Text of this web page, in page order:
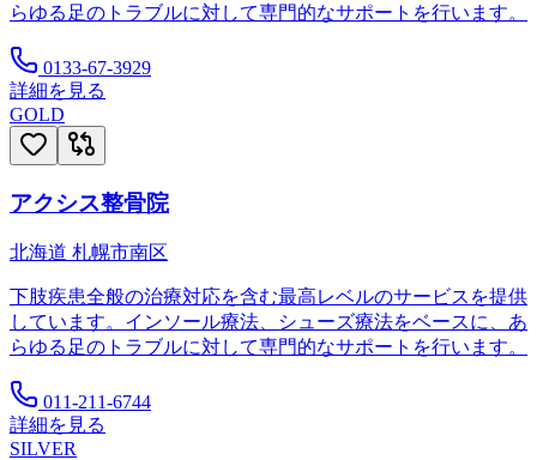
らゆる足のトラブルに対して専門的なサポートを行います。
0133-67-3929
詳細を見る
GOLD
アクシス整骨院
北海道 札幌市南区
下肢疾患全般の治療対応を含む最高レベルのサービスを提供
しています。インソール療法、シューズ療法をベースに、あ
らゆる足のトラブルに対して専門的なサポートを行います。
011-211-6744
詳細を見る
SILVER